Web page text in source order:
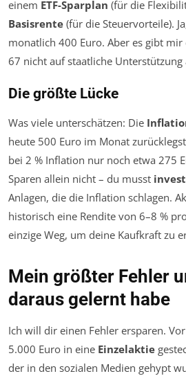
einem ETF-Sparplan (für die
Basisrente (für die Steuervorteile).
monatlich 400 Euro. Aber es gibt
67 nicht auf staatliche Unterstützung
Die größte Lücke
Was viele unterschätzen: Die
heute 500 Euro im Monat
bei 2 % Inflation nur noch etwa 275
Sparen allein nicht – du musst
Anlagen, die die Inflation schlagen.
historisch eine Rendite von 6–8 %
einzige Weg, um deine Kaufkraft zu
Mein größter Fehler
daraus gelernt habe
Ich will dir einen Fehler ersparen.
5.000 Euro in eine Einzelaktie
der in den sozialen Medien gehypt